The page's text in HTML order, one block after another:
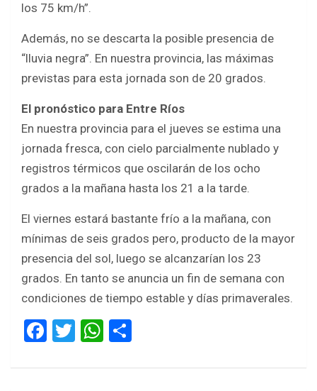
los 75 km/h”.
Además, no se descarta la posible presencia de
“lluvia negra”. En nuestra provincia, las máximas
previstas para esta jornada son de 20 grados.
El pronóstico para Entre Ríos
En nuestra provincia para el jueves se estima una
jornada fresca, con cielo parcialmente nublado y
registros térmicos que oscilarán de los ocho
grados a la mañana hasta los 21 a la tarde.
El viernes estará bastante frío a la mañana, con
mínimas de seis grados pero, producto de la mayor
presencia del sol, luego se alcanzarían los 23
grados. En tanto se anuncia un fin de semana con
condiciones de tiempo estable y días primaverales.
F
ce
T
tt
W
at ar